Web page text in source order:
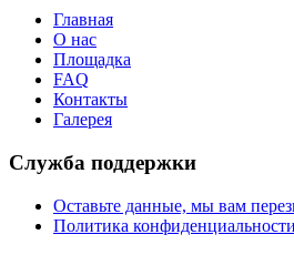
Главная
О нас
Площадка
FAQ
Контакты
Галерея
Служба поддержки
Оставьте данные, мы вам
Политика конфиденциальности